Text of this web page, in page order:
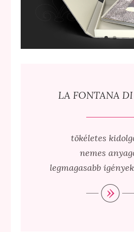
LA FONTANA
tökéletes
nemes
legmagasabb